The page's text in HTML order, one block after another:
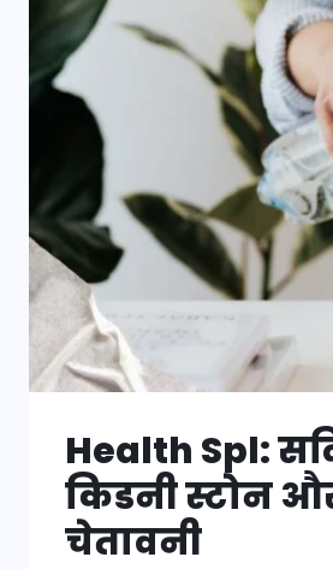
Health Spl:
किडनी स्टोन
चेतावनी